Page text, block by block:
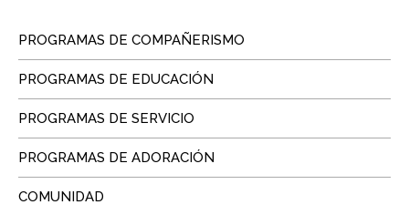
PROGRAMAS DE COMPAÑERISMO
PROGRAMAS DE EDUCACIÓN
PROGRAMAS DE SERVICIO
PROGRAMAS DE ADORACIÓN
COMUNIDAD